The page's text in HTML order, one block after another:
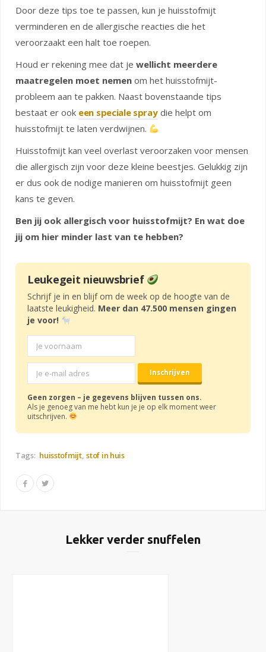
Door deze tips toe te passen, kun je huisstofmijt
verminderen en de allergische reacties die het
veroorzaakt een halt toe roepen.
Houd er rekening mee dat je wellicht meerdere
maatregelen moet nemen om het huisstofmijt-
probleem aan te pakken. Naast bovenstaande tips
bestaat er ook een speciale spraydie helpt om
huisstofmijt te laten verdwijnen.
Huisstofmijt kan veel overlast veroorzaken voor mensen
die allergisch zijn voor deze kleine beestjes. Gelukkig zijn
er dus ook de nodige manieren om huisstofmijt geen
kans te geven.
Ben jij ook allergisch voor huisstofmijt? En wat doe
jij om hier minder last van te hebben?
Leukegeit nieuwsbrief
Schrijf je in en blijf om de week op de hoogte van de
laatste leukigheid. Meer dan 47.500 mensen gingen
je voor!
Geen zorgen – je gegevens blijven tussen ons.
Als je genoeg van me hebt kun je je op elk moment weer
uitschrijven.
Tags: huisstofmijt stof in huis
Lekker verder snuffelen